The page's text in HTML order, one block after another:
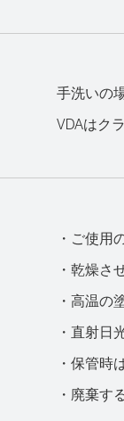
手洗いの
VDAはク
・ご使用
・乾燥さ
・高温の
・直射日
・保管時
・廃棄す